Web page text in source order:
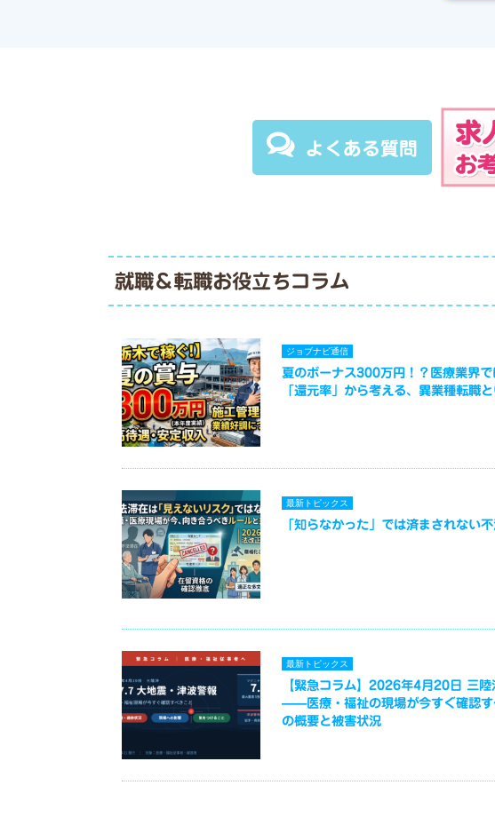
よくある質問
就職＆転職お役立ちコラム
ジョブナビ通信
夏のボーナス300万円！？医療業界
「還元率」から考える、異業種転職
最新トピックス
「知らなかった」では済まされない
最新トピックス
【緊急コラム】2026年4月20日 三
——医療・福祉の現場が今すぐ確認す
の概要と被害状況